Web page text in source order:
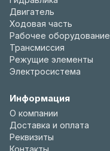
Двигатель
Ходовая часть
Рабочее оборудование
Трансмиссия
Режущие элементы
Электросистема
Информация
О компании
Доставка и оплата
Реквизиты
Контакты